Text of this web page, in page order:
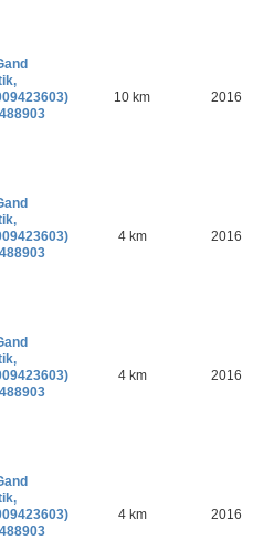
10 km 2016
4 km 2016
4 km 2016
4 km 2016